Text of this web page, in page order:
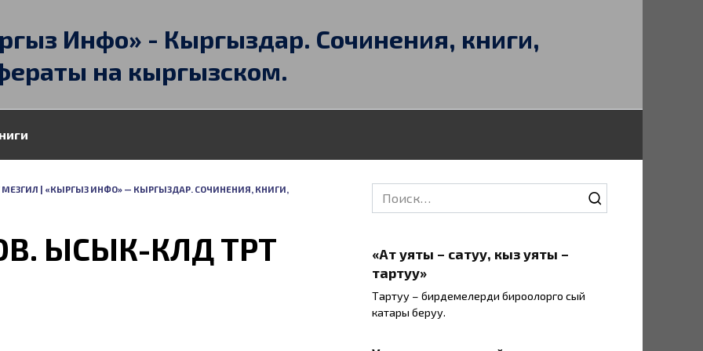
Инфо» - Кыргыздар. Сочинения, книги,
на кыргызском.
МЕЗГИЛ | «КЫРГЫЗ ИНФО» — КЫРГЫЗДАР. СОЧИНЕНИЯ, КНИГИ,
ЫСЫК-КӨЛДӨ ТӨРТ
Search
for:
«Ат уяты – сатуу, кыз уяты –
тартуу»
Тартуу – бирдемелерди бироолорго сый
катары беруу.